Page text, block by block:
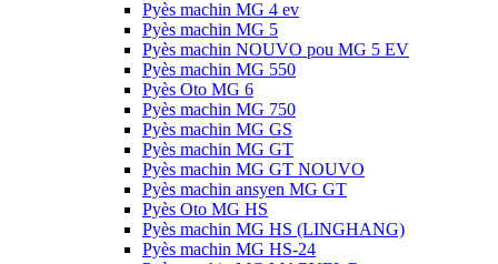
Pyès machin MG 4 ev
Pyès machin MG 5
Pyès machin NOUVO pou MG 5 EV
Pyès machin MG 550
Pyès Oto MG 6
Pyès machin MG 750
Pyès machin MG GS
Pyès machin MG GT
Pyès machin MG GT NOUVO
Pyès machin ansyen MG GT
Pyès Oto MG HS
Pyès machin MG HS (LINGHANG)
Pyès machin MG HS-24